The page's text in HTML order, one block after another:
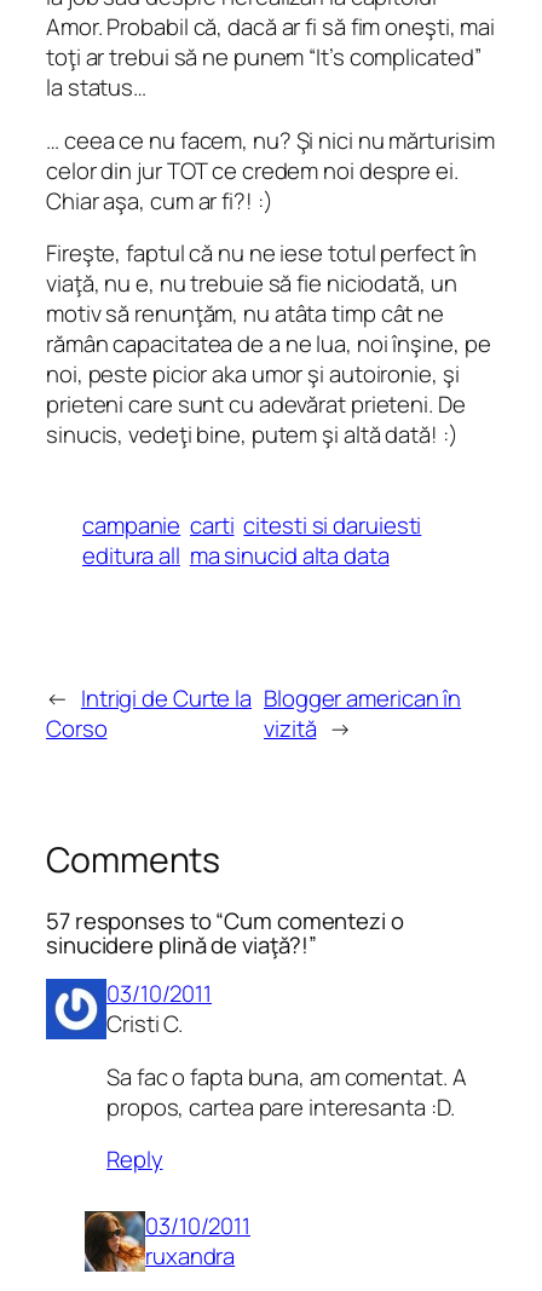
Amor. Probabil că, dacă ar fi să fim oneşti, mai
toţi ar trebui să ne punem “It’s complicated”
la status…
… ceea ce nu facem, nu? Şi nici nu mărturisim
celor din jur TOT ce credem noi despre ei.
Chiar aşa, cum ar fi?! :)
Fireşte, faptul că nu ne iese totul perfect în
viaţă, nu e, nu trebuie să fie niciodată, un
motiv să renunţăm, nu atâta timp cât ne
rămân capacitatea de a ne lua, noi înşine, pe
noi, peste picior aka umor şi autoironie, şi
prieteni care sunt cu adevărat prieteni. De
sinucis, vedeţi bine, putem şi altă dată! :)
campanie carti citesti si daruiesti
editura all ma sinucid alta data
← Intrigi de Curte la
Corso
Blogger american în
vizită →
Comments
57 responses to “Cum comentezi o
sinucidere plină de viaţă?!”
03/10/2011
Cristi C.
Sa fac o fapta buna, am comentat. A
propos, cartea pare interesanta :D.
Reply
03/10/2011
ruxandra